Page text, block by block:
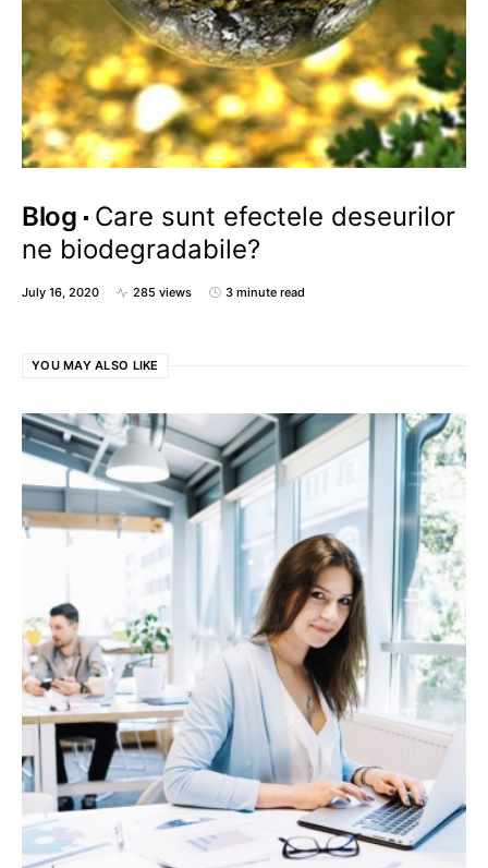
Blog
Care sunt efectele deseurilor
ne biodegradabile?
July 16, 2020 285 views 3 minute read
YOU MAY ALSO LIKE